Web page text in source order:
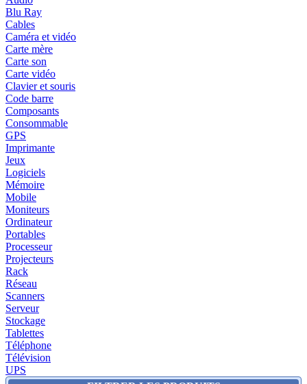
Blu Ray
Cables
Caméra et vidéo
Carte mère
Carte son
Carte vidéo
Clavier et souris
Code barre
Composants
Consommable
GPS
Imprimante
Jeux
Logiciels
Mémoire
Mobile
Moniteurs
Ordinateur
Portables
Processeur
Projecteurs
Rack
Réseau
Scanners
Serveur
Stockage
Tablettes
Téléphone
Télévision
UPS